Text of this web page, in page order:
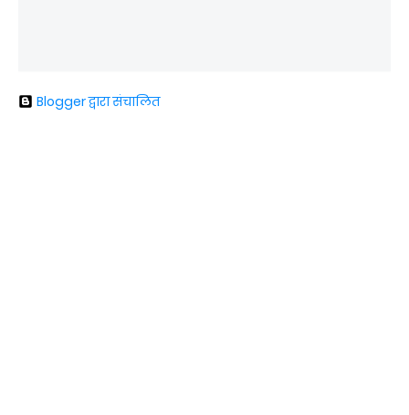
Blogger द्वारा संचालित